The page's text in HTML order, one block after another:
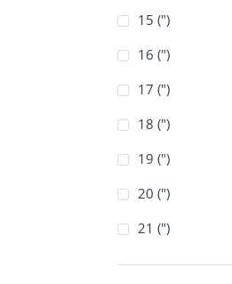
15 (")
16 (")
17 (")
18 (")
19 (")
20 (")
21 (")